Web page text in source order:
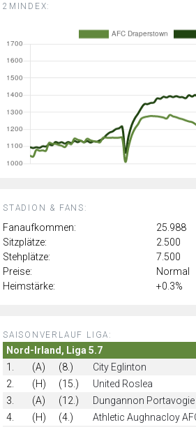
2MINDEX:
STADION & FANS:
Fanaufkommen:
25.988
Sitzplätze:
2.500
Stehplätze:
7.500
Preise:
Normal
Heimstärke:
+0.3%
SAISONVERLAUF LIGA:
Nord-Irland, Liga 5.7
1.
(A) (8.) City Eglinton
2.
(H) (15.) United Roslea
3.
(A) (12.) Dungannon Portavogie
4.
(H) (4.) Athletic Aughnacloy